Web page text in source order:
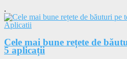
.
Aplicatii
Cele mai bune rețete de
5 aplicații